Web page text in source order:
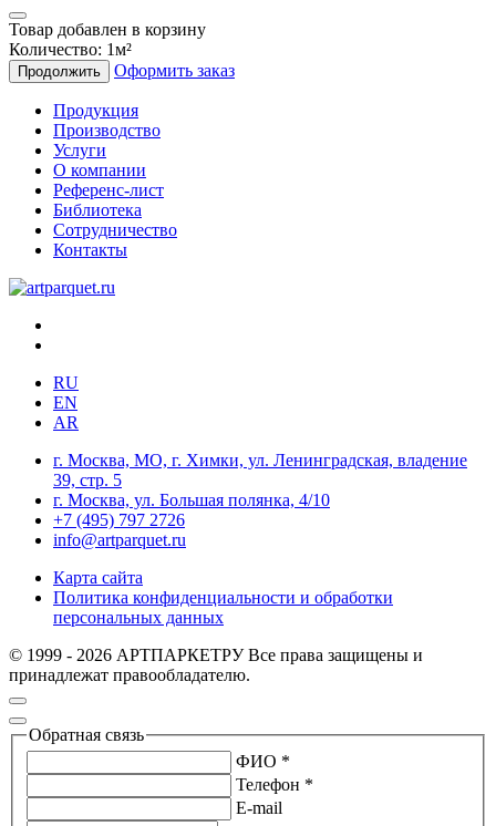
Товар добавлен в корзину
Количество: 1м²
Продолжить Оформить заказ
Продукция
Производство
Услуги
О компании
Референс-лист
Библиотека
Сотрудничество
Контакты
RU
EN
AR
г. Москва, МО, г. Химки, ул. Ленинградская, владение
39, стр. 5
г. Москва, ул. Большая полянка, 4/10
+7 (495) 797 2726
info@artparquet.ru
Карта сайта
Политика конфиденциальности и обработки
персональных данных
© 1999 - 2026 АРТПАРКЕТРУ Все права защищены и
принадлежат правообладателю.
Обратная связь
ФИО *
Телефон *
E-mail